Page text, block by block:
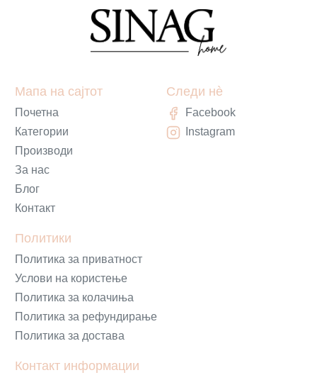
Мапа на сајтот
Почетна
Категории
Производи
За нас
Блог
Контакт
Политики
Политика за приватност
Услови на користење
Политика за колачиња
Политика за рефундирање
Политика за достава
Контакт информации
Следи нè
Facebook
Instagram